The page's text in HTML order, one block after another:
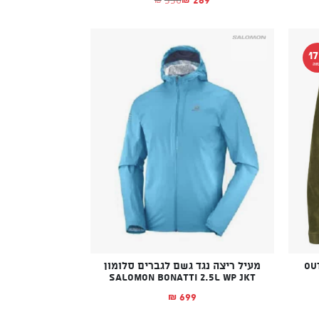
₪525.
₪515. המחיר המקורי היה: ₪550.
המחיר הנוכחי הוא: ₪269.
₪199.
₪165.
מעיל ריצה נגד גשם לגברים סלומון
Salomon Bonatti 2.5L Wp Jkt
₪ 699